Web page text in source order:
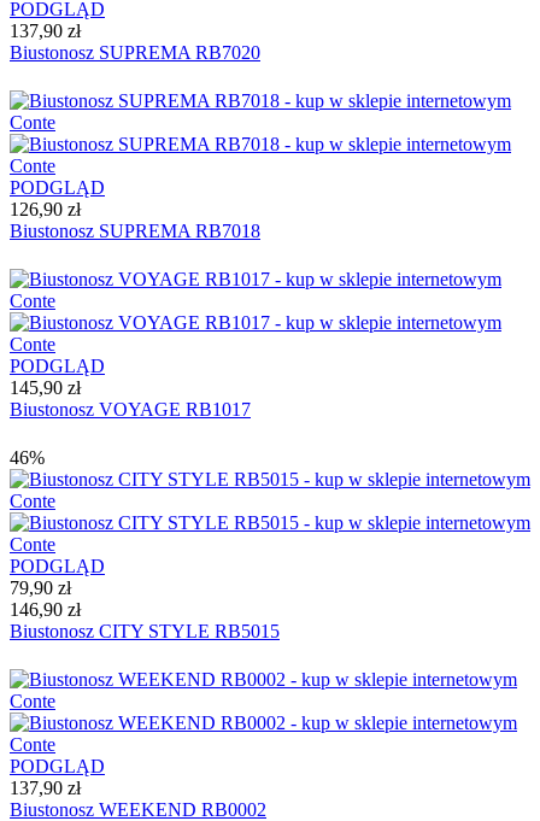
PODGLĄD
137,90 zł
Biustonosz SUPREMA RB7020
PODGLĄD
126,90 zł
Biustonosz SUPREMA RB7018
PODGLĄD
145,90 zł
Biustonosz VOYAGE RB1017
46%
PODGLĄD
79,90 zł
146,90 zł
Biustonosz CITY STYLE RB5015
PODGLĄD
137,90 zł
Biustonosz WEEKEND RB0002